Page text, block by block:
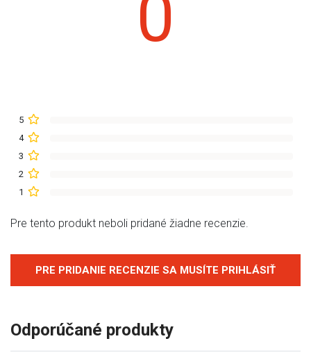
0
5
4
3
2
1
Pre tento produkt neboli pridané žiadne recenzie.
PRE PRIDANIE RECENZIE SA MUSÍTE PRIHLÁSIŤ
Odporúčané produkty